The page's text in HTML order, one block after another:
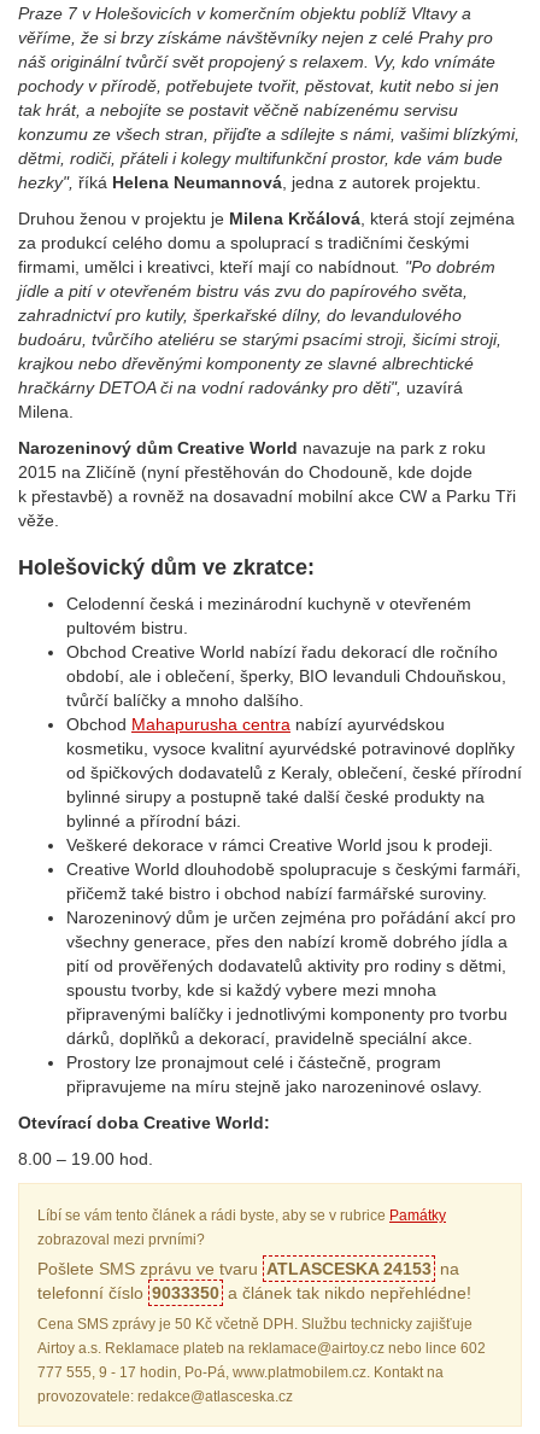
Praze 7 v Holešovicích v komerčním objektu poblíž Vltavy a
věříme, že si brzy získáme návštěvníky nejen z celé Prahy pro
náš originální tvůrčí svět propojený s relaxem. Vy, kdo vnímáte
pochody v přírodě, potřebujete tvořit, pěstovat, kutit nebo si jen
tak hrát, a nebojíte se postavit věčně nabízenému servisu
konzumu ze všech stran, přijďte a sdílejte s námi, vašimi blízkými,
dětmi, rodiči, přáteli i kolegy multifunkční prostor, kde vám bude
hezky", říká Helena Neumannová , jedna z autorek projektu.
Druhou ženou v projektu je Milena Krčálová , která stojí zejména
za produkcí celého domu a spoluprací s tradičními českými
firmami, umělci i kreativci, kteří mají co nabídnout . "Po dobrém
jídle a pití v otevřeném bistru vás zvu do papírového světa,
zahradnictví pro kutily, šperkařské dílny, do levandulového
budoáru, tvůrčího ateliéru se starými psacími stroji, šicími stroji,
krajkou nebo dřevěnými komponenty ze slavné albrechtické
hračkárny DETOA či na vodní radovánky pro děti", uzavírá
Milena.
Narozeninový dům Creative World navazuje na park z roku
2015 na Zličíně (nyní přestěhován do Chodouně, kde dojde
k přestavbě) a rovněž na dosavadní mobilní akce CW a Parku Tři
věže.
Holešovický dům ve zkratce:
Celodenní česká i mezinárodní kuchyně v otevřeném
pultovém bistru.
Obchod Creative World nabízí řadu dekorací dle ročního
období, ale i oblečení, šperky, BIO levanduli Chdouňskou,
tvůrčí balíčky a mnoho dalšího.
Obchod Mahapurusha centra nabízí ayurvédskou
kosmetiku, vysoce kvalitní ayurvédské potravinové doplňky
od špičkových dodavatelů z Keraly, oblečení, české přírodní
bylinné sirupy a postupně také další české produkty na
bylinné a přírodní bázi.
Veškeré dekorace v rámci Creative World jsou k prodeji.
Creative World dlouhodobě spolupracuje s českými farmáři,
přičemž také bistro i obchod nabízí farmářské suroviny.
Narozeninový dům je určen zejména pro pořádání akcí pro
všechny generace, přes den nabízí kromě dobrého jídla a
pití od prověřených dodavatelů aktivity pro rodiny s dětmi,
spoustu tvorby, kde si každý vybere mezi mnoha
připravenými balíčky i jednotlivými komponenty pro tvorbu
dárků, doplňků a dekorací, pravidelně speciální akce.
Prostory lze pronajmout celé i částečně, program
připravujeme na míru stejně jako narozeninové oslavy.
Otevírací doba Creative World:
8.00 – 19.00 hod.
Líbí se vám tento článek a rádi byste, aby se v rubrice Památky
zobrazoval mezi prvními?
Pošlete SMS zprávu ve tvaru ATLASCESKA 24153 na
telefonní číslo 9033350 a článek tak nikdo nepřehlédne!
Cena SMS zprávy je 50 Kč včetně DPH. Službu technicky zajišťuje
Airtoy a.s. Reklamace plateb na reklamace@airtoy.cz nebo lince 602
777 555, 9 - 17 hodin, Po-Pá, www.platmobilem.cz. Kontakt na
provozovatele: redakce@atlasceska.cz